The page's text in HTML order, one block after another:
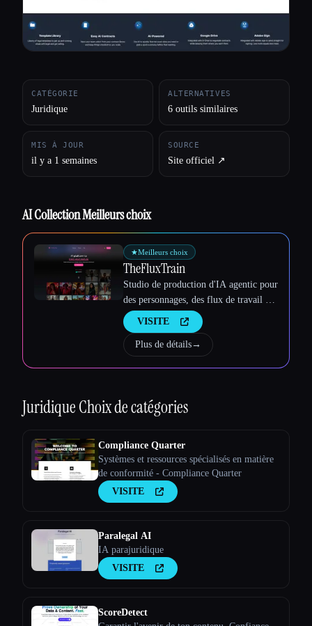
CATÉGORIE
Juridique
ALTERNATIVES
6 outils similaires
MIS À JOUR
il y a 1 semaines
SOURCE
Site officiel ↗︎
AI Collection Meilleurs choix
★Meilleurs choix
TheFluxTrain
Studio de production d'IA agentic pour
des personnages, des flux de travail et
des vidéos cohérents
VISITE
Plus de détails→
JuridiqueChoix de catégories
Compliance Quarter
Systèmes et ressources spécialisés en matière
de conformité - Compliance Quarter
VISITE
Paralegal AI
IA parajuridique
VISITE
ScoreDetect